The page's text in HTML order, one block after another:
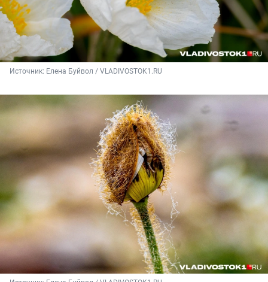
Источник: Елена Буйвол / VLADIVOSTOK1.RU